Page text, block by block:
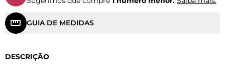
GUIA DE MEDIDAS
DESCRIÇÃO